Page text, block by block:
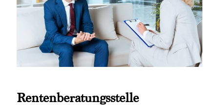
Rentenberatungsstelle